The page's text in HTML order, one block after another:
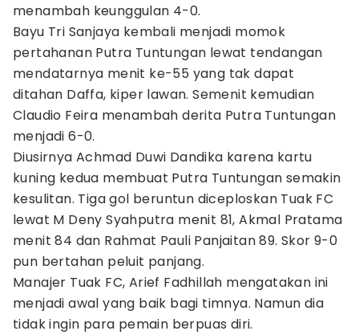
menambah keunggulan 4-0.
Bayu Tri Sanjaya kembali menjadi momok
pertahanan Putra Tuntungan lewat tendangan
mendatarnya menit ke-55 yang tak dapat
ditahan Daffa, kiper lawan. Semenit kemudian
Claudio Feira menambah derita Putra Tuntungan
menjadi 6-0.
Diusirnya Achmad Duwi Dandika karena kartu
kuning kedua membuat Putra Tuntungan semakin
kesulitan. Tiga gol beruntun diceploskan Tuak FC
lewat M Deny Syahputra menit 81, Akmal Pratama
menit 84 dan Rahmat Pauli Panjaitan 89. Skor 9-0
pun bertahan peluit panjang.
Manajer Tuak FC, Arief Fadhillah mengatakan ini
menjadi awal yang baik bagi timnya. Namun dia
tidak ingin para pemain berpuas diri.